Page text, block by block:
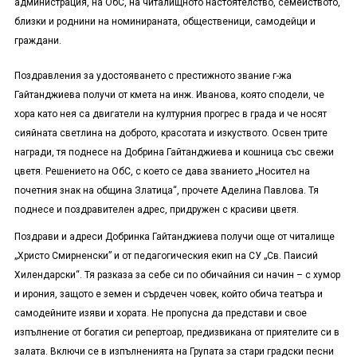
администрация, на ОбС, на читалищното настоятелство, семейството,
близки и роднини на номинираната, общественици, самодейци и
граждани.
Поздравления за удостояването с престижното звание г-жа
Гайтанджиева получи от кмета на инж. Иванова, която сподели, че
хора като нея са двигатели на културния прогрес в града и че носят
сияйната светлина на доброто, красотата и изкуството. Освен трите
награди, тя поднесе на Добрина Гайтанджиева и кошница със свежи
цветя. Решението на ОбС, с което се дава званието „Носител на
почетния знак на община Златица“, прочете Аделина Павлова. Тя
поднесе и поздравителен адрес, придружен с красиви цветя.
Поздрави и адреси Добринка Гайтанджиева получи още от читалище
„Христо Смирненски” и от педагогическия екип на СУ „Св. Паисий
Хилендарски“. Тя разказа за себе си по обичайния си начин – с хумор
и ирония, защото е земен и сърдечен човек, който обича театъра и
самодейните изяви и хората. Не пропусна да представи и свое
изпълнение от богатия си репертоар, предизвикана от приятелите си в
залата. Включи се в изпълненията на Групата за стари градски песни